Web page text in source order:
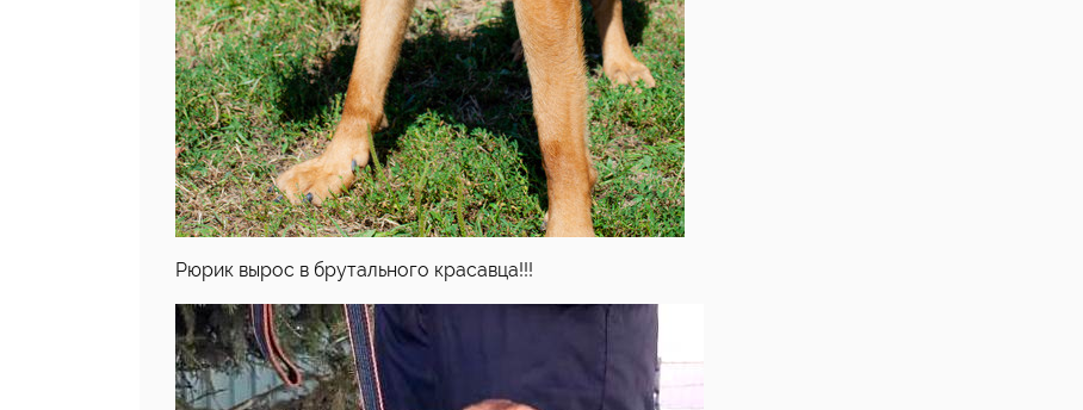
Рюрик вырос в брутального красавца!!!